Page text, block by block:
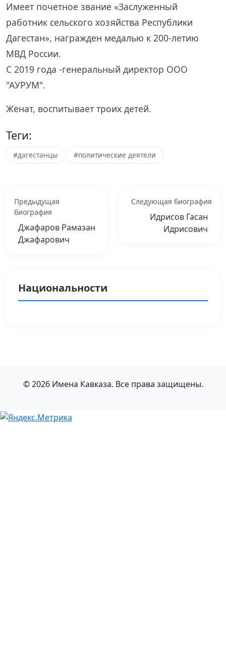
Имеет почетное звание «Заслуженный
работник сельского хозяйства Республики
Дагестан», награжден медалью к 200-летию
МВД России.
С 2019 года -генеральный директор ООО
"АУРУМ".
Женат, воспитывает троих детей.
Теги:
#дагестанцы #политические деятели
Предыдущая
биография
Джафаров Рамазан
Джафарович
Следующая биография
Идрисов Гасан
Идрисович
Национальности
© 2026 Имена Кавказа. Все права защищены.